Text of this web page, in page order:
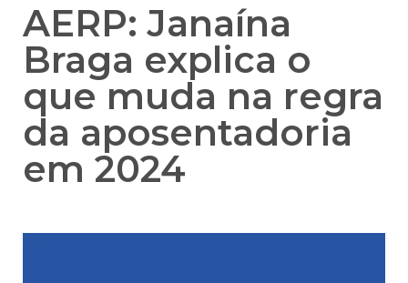
AERP: Janaína
Braga explica o
que muda na regra
da aposentadoria
em 2024